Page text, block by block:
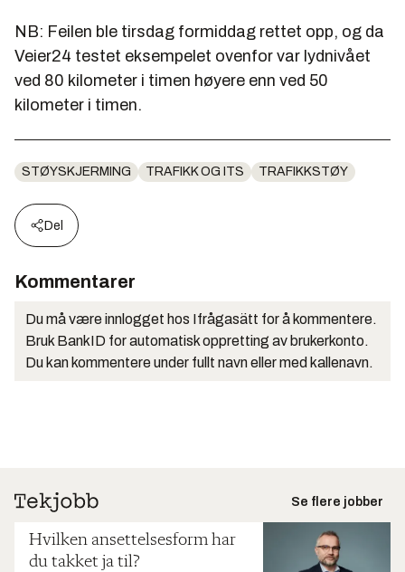
NB: Feilen ble tirsdag formiddag rettet opp, og da
Veier24 testet eksempelet ovenfor var lydnivået
ved 80 kilometer i timen høyere enn ved 50
kilometer i timen.
STØYSKJERMING TRAFIKK OG ITS TRAFIKKSTØY
Del
Kommentarer
Du må være innlogget hos Ifrågasätt for å kommentere.
Bruk BankID for automatisk oppretting av brukerkonto.
Du kan kommentere under fullt navn eller med kallenavn.
Se flere jobber
Hvilken ansettelsesform har
du takket ja til?